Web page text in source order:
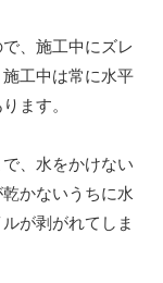
、施工中にズレ
工中は常に水平
ます。
、水をかけない
かないうちに水
が剥がれてしま